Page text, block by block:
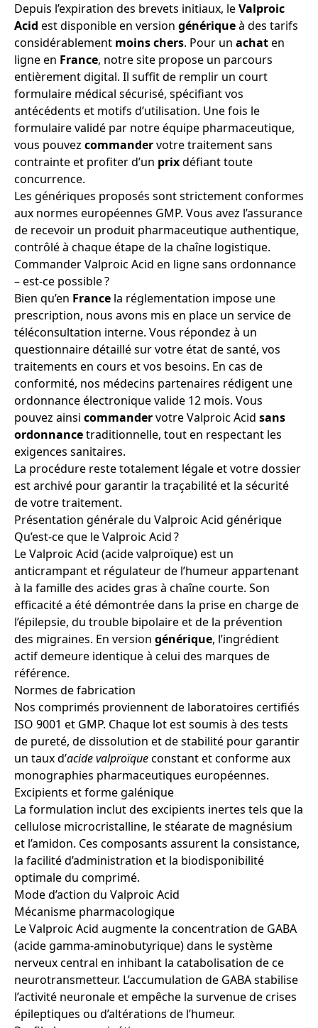
Depuis l’expiration des brevets initiaux, leValproic
Acid est disponible en version génériqueà des tarifs
considérablement moins chers. Pour un achaten
ligne en France, notre site propose un parcours
entièrement digital. Il suffit de remplir un court
formulaire médical sécurisé, spécifiant vos
antécédents et motifs d’utilisation. Une fois le
formulaire validé par notre équipe pharmaceutique,
vous pouvez commandervotre traitement sans
contrainte et profiter d’un prixdéfiant toute
concurrence.
Les génériques proposés sont strictement conformes
aux normes européennes GMP. Vous avez l’assurance
de recevoir un produit pharmaceutique authentique,
contrôlé à chaque étape de la chaîne logistique.
Commander Valproic Acid en ligne sans ordonnance
– est-ce possible ?
Bien qu’en France la réglementation impose une
prescription, nous avons mis en place un service de
téléconsultation interne. Vous répondez à un
questionnaire détaillé sur votre état de santé, vos
traitements en cours et vos besoins. En cas de
conformité, nos médecins partenaires rédigent une
ordonnance électronique valide 12 mois. Vous
pouvez ainsi commandervotre Valproic Acid sans
ordonnancetraditionnelle, tout en respectant les
exigences sanitaires.
La procédure reste totalement légale et votre dossier
est archivé pour garantir la traçabilité et la sécurité
de votre traitement.
Présentation générale du Valproic Acid générique
Qu’est-ce que le Valproic Acid ?
Le Valproic Acid (acide valproïque) est un
anticrampant et régulateur de l’humeur appartenant
à la famille des acides gras à chaîne courte. Son
efficacité a été démontrée dans la prise en charge de
l’épilepsie, du trouble bipolaire et de la prévention
des migraines. En version générique, l’ingrédient
actif demeure identique à celui des marques de
référence.
Normes de fabrication
Nos comprimés proviennent de laboratoires certifiés
ISO 9001 et GMP. Chaque lot est soumis à des tests
de pureté, de dissolution et de stabilité pour garantir
un taux d’acide valproïqueconstant et conforme aux
monographies pharmaceutiques européennes.
Excipients et forme galénique
La formulation inclut des excipients inertes tels que la
cellulose microcristalline, le stéarate de magnésium
et l’amidon. Ces composants assurent la consistance,
la facilité d’administration et la biodisponibilité
optimale du comprimé.
Mode d’action du Valproic Acid
Mécanisme pharmacologique
Le Valproic Acid augmente la concentration de GABA
(acide gamma-aminobutyrique) dans le système
nerveux central en inhibant la catabolisation de ce
neurotransmetteur. L’accumulation de GABA stabilise
l’activité neuronale et empêche la survenue de crises
épileptiques ou d’altérations de l’humeur.